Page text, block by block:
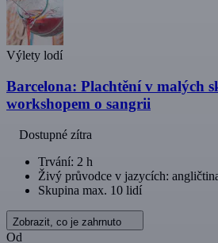
Výlety lodí
Barcelona: Plachtění v malých
workshopem o sangrii
Dostupné zítra
Trvání: 2 h
Živý průvodce v jazycích:
Skupina max. 10 lidí
Zobrazit, co je zahrnuto
Od